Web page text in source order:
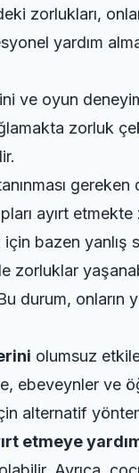
zorlukları,
yardım
ve oyun
zorluk
ayırt etmekte
bazen
zorluklar
onların
olumsuz
ebeveynler ve
alternatif
etmeye